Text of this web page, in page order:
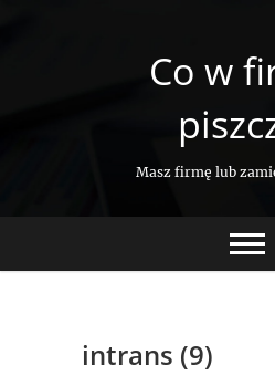
Co w
Masz firmę lub
intrans (9)